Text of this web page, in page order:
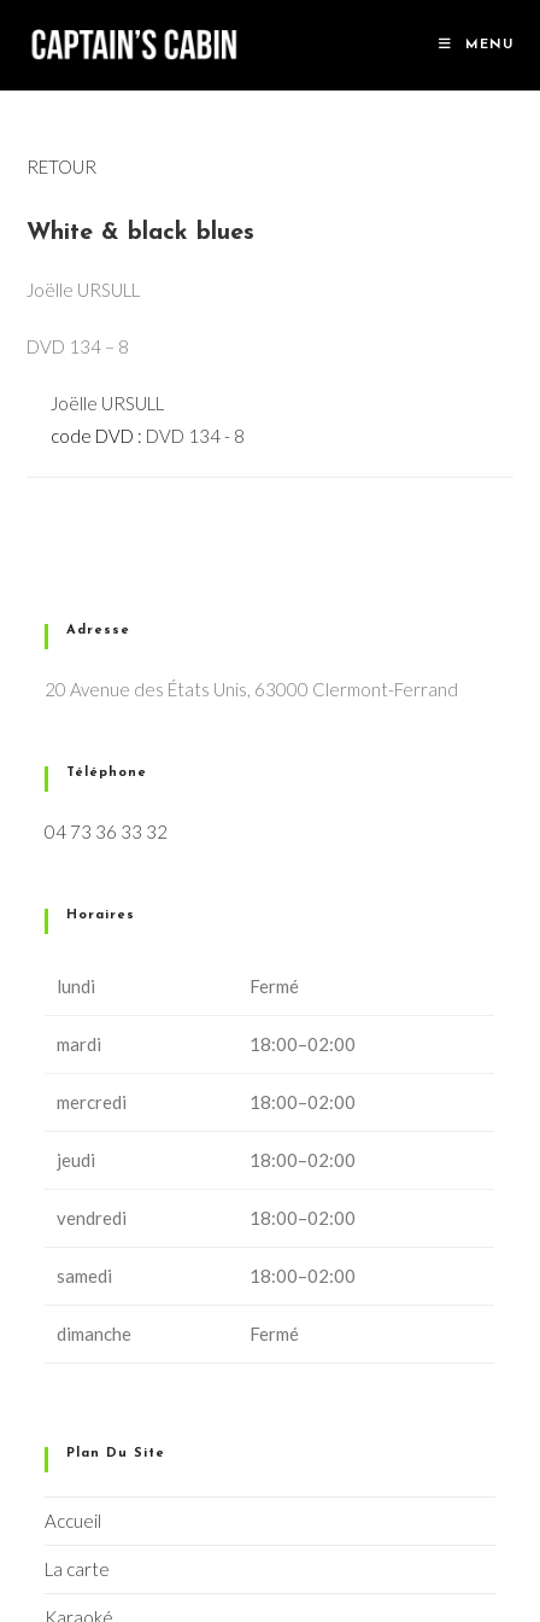
MENU
RETOUR
White & black blues
Joëlle URSULL
DVD 134 – 8
Joëlle URSULL
code DVD : DVD 134 - 8
Adresse
20 Avenue des États Unis, 63000 Clermont-Ferrand
Téléphone
04 73 36 33 32
Horaires
lundi Fermé
mardi 18:00–02:00
mercredi 18:00–02:00
jeudi 18:00–02:00
vendredi 18:00–02:00
samedi 18:00–02:00
dimanche Fermé
Plan Du Site
Accueil
La carte
Karaoké